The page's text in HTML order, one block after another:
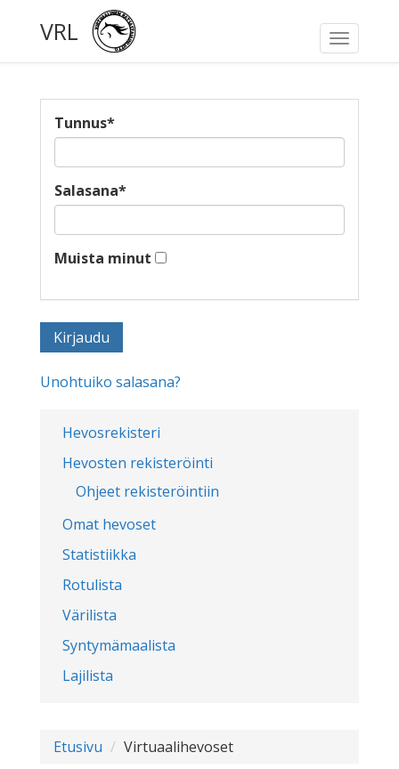
Toggle
VRL
Hevosrekisteri
Hevosten rekisteröinti
Ohjeet rekisteröintiin
Omat hevoset
Statistiikka
Rotulista
Värilista
Syntymämaalista
Lajilista
Tunnus*
Salasana*
Muista minut
Unohtuiko salasana?
Etusivu Virtuaalihevoset